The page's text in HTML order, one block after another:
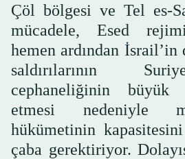
Çöl bölgesi ve Tel es-
mücadele, Esed
hemen ardından
saldırılarının
cephaneliğinin
etmesi nedeniyle
hükümetinin
çaba gerektiriyor.